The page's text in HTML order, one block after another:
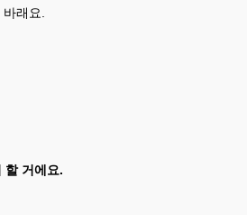
바래요.
할 거에요.